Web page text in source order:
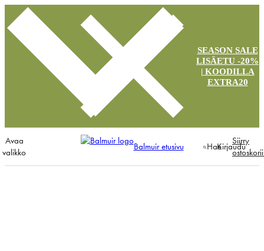
SEASON SALE
LISÄETU -20%
| KOODILLA
EXTRA20
Avaa
valikko
Balmuir etusivu HaeKirjaudu
Siirry